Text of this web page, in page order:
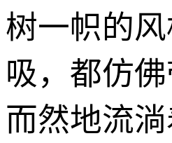
树一帜的
吸，都仿
而然地流